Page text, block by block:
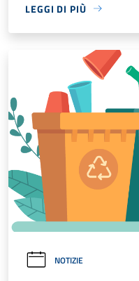
LEGGI DI PIÙ
NOTIZIE